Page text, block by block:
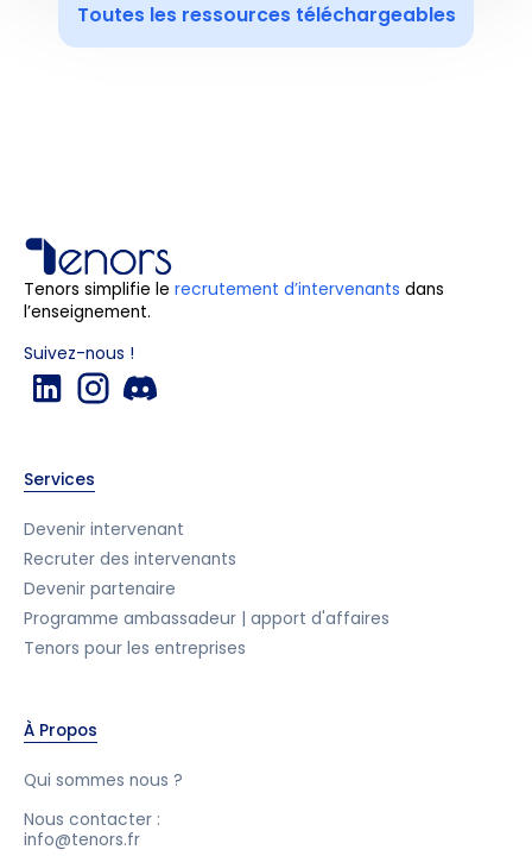
Toutes les ressources téléchargeables
Tenors simplifie le recrutement d’intervenants dans
l’enseignement.
Suivez-nous !
Services
Devenir intervenant
Recruter des intervenants
Devenir partenaire
Programme ambassadeur | apport d'affaires
Tenors pour les entreprises
À Propos
Qui sommes nous ?
Nous contacter :
info@tenors.fr